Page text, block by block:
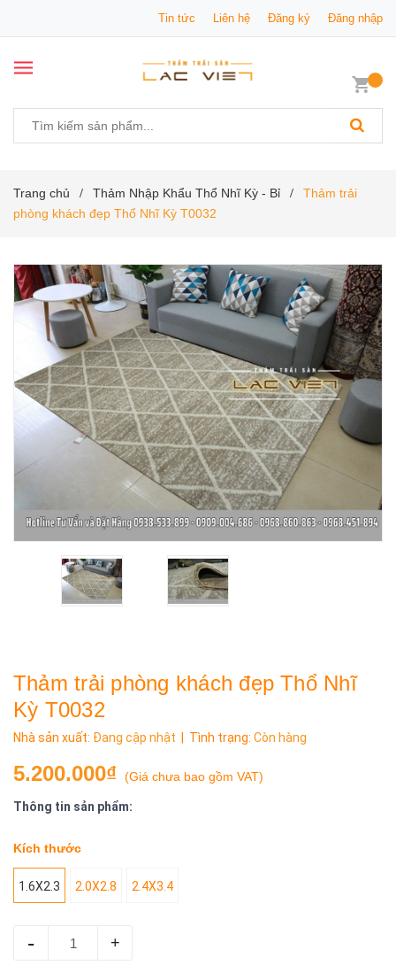
Tin tức Liên hệ Đăng ký Đăng nhập
Trang chủ / Thảm Nhập Khẩu Thổ Nhĩ Kỳ - Bỉ /
Thảm trải
phòng khách đẹp Thổ Nhĩ Kỳ T0032
Thảm trải phòng khách đẹp Thổ Nhĩ
Kỳ T0032
Nhà sản xuất: Đang cập nhật | Tình trạng: Còn hàng
5.200.000₫ (Giá chưa bao gồm VAT)
Thông tin sản phẩm:
Kích thước
1.6X2.3 2.0X2.8 2.4X3.4
- +